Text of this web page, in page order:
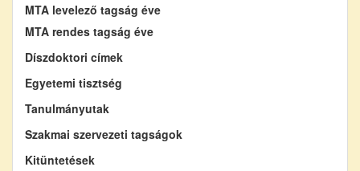
MTA levelező tagság éve
MTA rendes tagság éve
Díszdoktori címek
Egyetemi tisztség
Tanulmányutak
Szakmai szervezeti tagságok
Kitüntetések